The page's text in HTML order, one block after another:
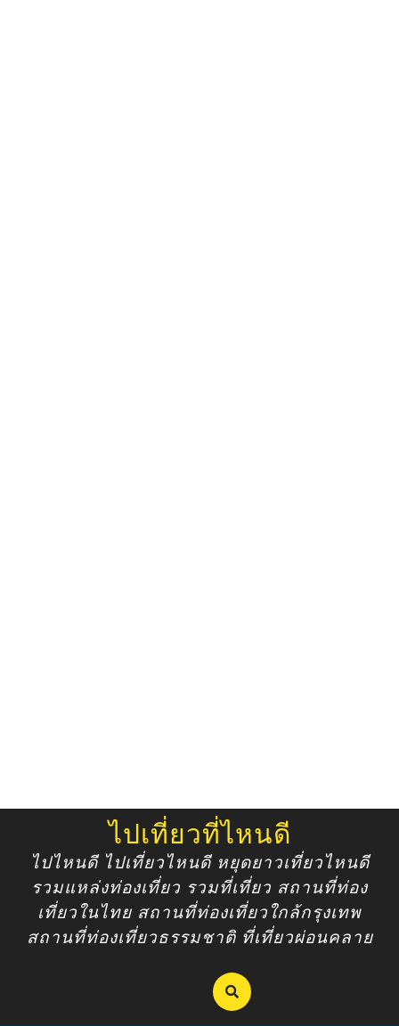
content
ไปเที่ยวที่ไหนดี
ไปไหนดี ไปเที่ยวไหนดี หยุดยาวเที่ยวไหนดี
รวมแหล่งท่องเที่ยว รวมที่เที่ยว สถานที่ท่อง
เที่ยวในไทย สถานที่ท่องเที่ยวใกล้กรุงเทพ
สถานที่ท่องเที่ยวธรรมชาติ ที่เที่ยวผ่อนคลาย